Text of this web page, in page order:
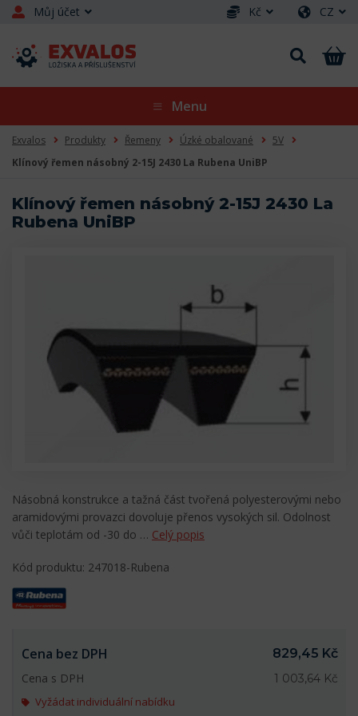
Můj účet Kč CZ
Menu
Exvalos Produkty Řemeny Úzké obalované
5V
Klínový řemen násobný 2-15J 2430 La Rubena UniBP
Klínový řemen násobný 2-15J 2430 La
Rubena UniBP
Násobná konstrukce a tažná část tvořená polyesterovými nebo
aramidovými provazci dovoluje přenos vysokých sil. Odolnost
vůči teplotám od -30 do … Celý popis
Kód produktu: 247018-Rubena
Cena bez DPH
829,45 Kč
Cena s DPH
1 003,64 Kč
Vyžádat individuální nabídku